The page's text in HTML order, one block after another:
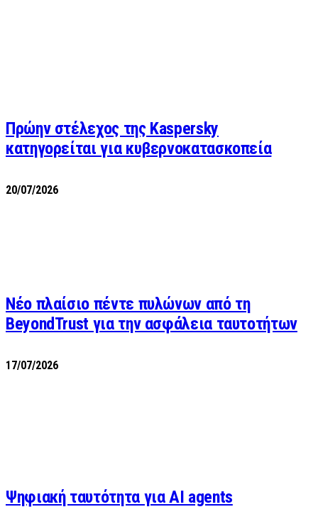
Πρώην στέλεχος της Kaspersky
κατηγορείται για κυβερνοκατασκοπεία
20/07/2026
Νέο πλαίσιο πέντε πυλώνων από τη
BeyondTrust για την ασφάλεια ταυτοτήτων
17/07/2026
Ψηφιακή ταυτότητα για AI agents